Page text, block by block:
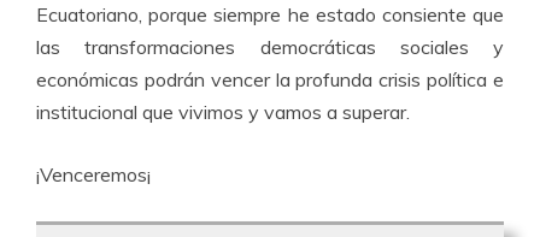
Ecuatoriano, porque siempre he estado consiente que
las transformaciones democráticas sociales y
económicas podrán vencer la profunda crisis política e
institucional que vivimos y vamos a superar.
¡Venceremos¡